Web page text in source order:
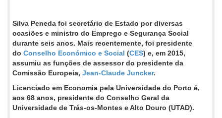
Silva Peneda foi secretário de Estado por diversas
ocasiões e ministro do Emprego e Segurança Social
durante seis anos. Mais recentemente, foi presidente
do Conselho Económico e Social (CES) e, em 2015,
assumiu as funções de assessor do presidente da
Comissão Europeia, Jean-Claude Juncker.
Licenciado em Economia pela Universidade do Porto é,
aos 68 anos, presidente do Conselho Geral da
Universidade de Trás-os-Montes e Alto Douro (UTAD).